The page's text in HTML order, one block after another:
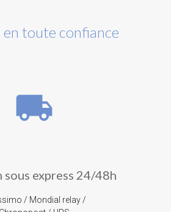
en toute confiance
local_shipping
sous express 24/48h
/ Mondial relay /